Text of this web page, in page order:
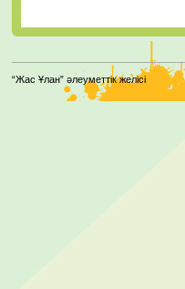
“Жас Ұлан” әлеуметтік желісі